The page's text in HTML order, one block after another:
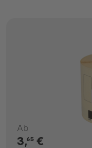
Ab
3,65€